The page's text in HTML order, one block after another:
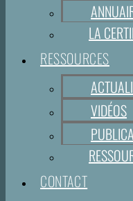
LA
RESSOURCES
VIDÉOS
CONTACT